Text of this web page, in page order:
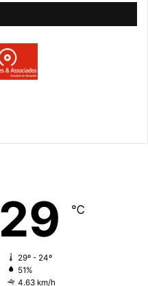
29 ℃
29º - 24º
51%
4.63 km/h